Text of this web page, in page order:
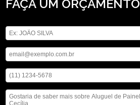
FAÇA UM ORÇAMENTO